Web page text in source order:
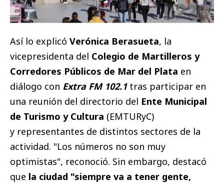
Así lo explicó Verónica Berasueta, la
vicepresidenta del Colegio de Martilleros y
Corredores Públicos de Mar del Plata en
diálogo con Extra FM 102.1tras participar en
una reunión del directorio del Ente Municipal
de Turismo y Cultura (EMTURyC)
y representantes de distintos sectores de la
actividad. "Los números no son muy
optimistas", reconoció. Sin embargo, destacó
que la ciudad "siempre va a tener gente,